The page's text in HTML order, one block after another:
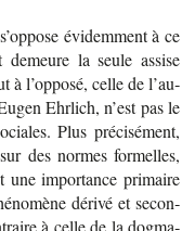
évi­dem­ment à ce
la seule assise
à l’op­posé, celle de l’au­
Ehr­lich, n’est pas le
Plus pré­ci­sé­ment,
des normes for­melles,
impor­tance pri­maire
dérivé et secon­
à celle de la dog­ma­